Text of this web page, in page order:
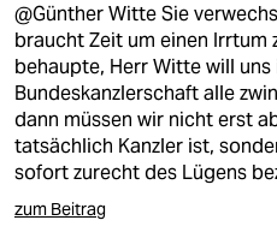
@Günther Witte Sie
braucht Zeit um einen Irrtum
behaupte, Herr Witte will uns
Bundeskanzlerschaft alle
dann müssen wir nicht erst
tatsächlich Kanzler ist,
sofort zurecht des Lügens
zum Beitrag